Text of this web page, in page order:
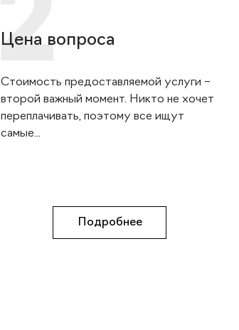
Цена вопроса
Стоимость предоставляемой услуги –
второй важный момент. Никто не хочет
переплачивать, поэтому все ищут
самые...
Подробнее